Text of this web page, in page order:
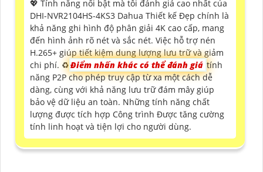
💖 Tính năng nổi bật mà tôi đánh giá cao nhất của
DHI-NVR2104HS-4KS3 Dahua Thiết kế Đẹp chính là
khả năng ghi hình độ phân giải 4K cao cấp, mang
đến hình ảnh rõ nét và sắc nét. Việc hỗ trợ nén
H.265+ giúp tiết kiệm dung lượng lưu trữ và giảm
chi phí. ♻Điểm nhấn khác có thể đánh giá tính
năng P2P cho phép truy cập từ xa một cách dễ
dàng, cùng với khả năng lưu trữ đám mây giúp
bảo vệ dữ liệu an toàn. Những tính năng chất
lượng được tích hợp Công trình Được tăng cường
tính linh hoạt và tiện lợi cho người dùng.